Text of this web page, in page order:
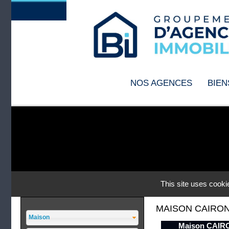
Maison
MAISON
Maison